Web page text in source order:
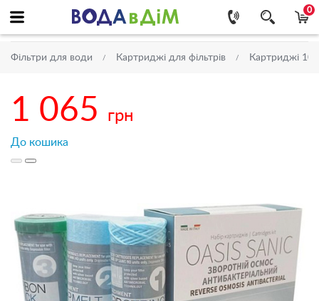
0
Фільтри для води Картриджі для фільтрів Картриджі
1 065 грн
До кошика